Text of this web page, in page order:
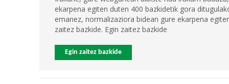
ekarpena egiten duten 400 bazkidetik gora
emanez, normalizaziora bidean gure ekarpena
zaitez bazkide. Egin zaitez bazkide
Egin zaitez bazkide